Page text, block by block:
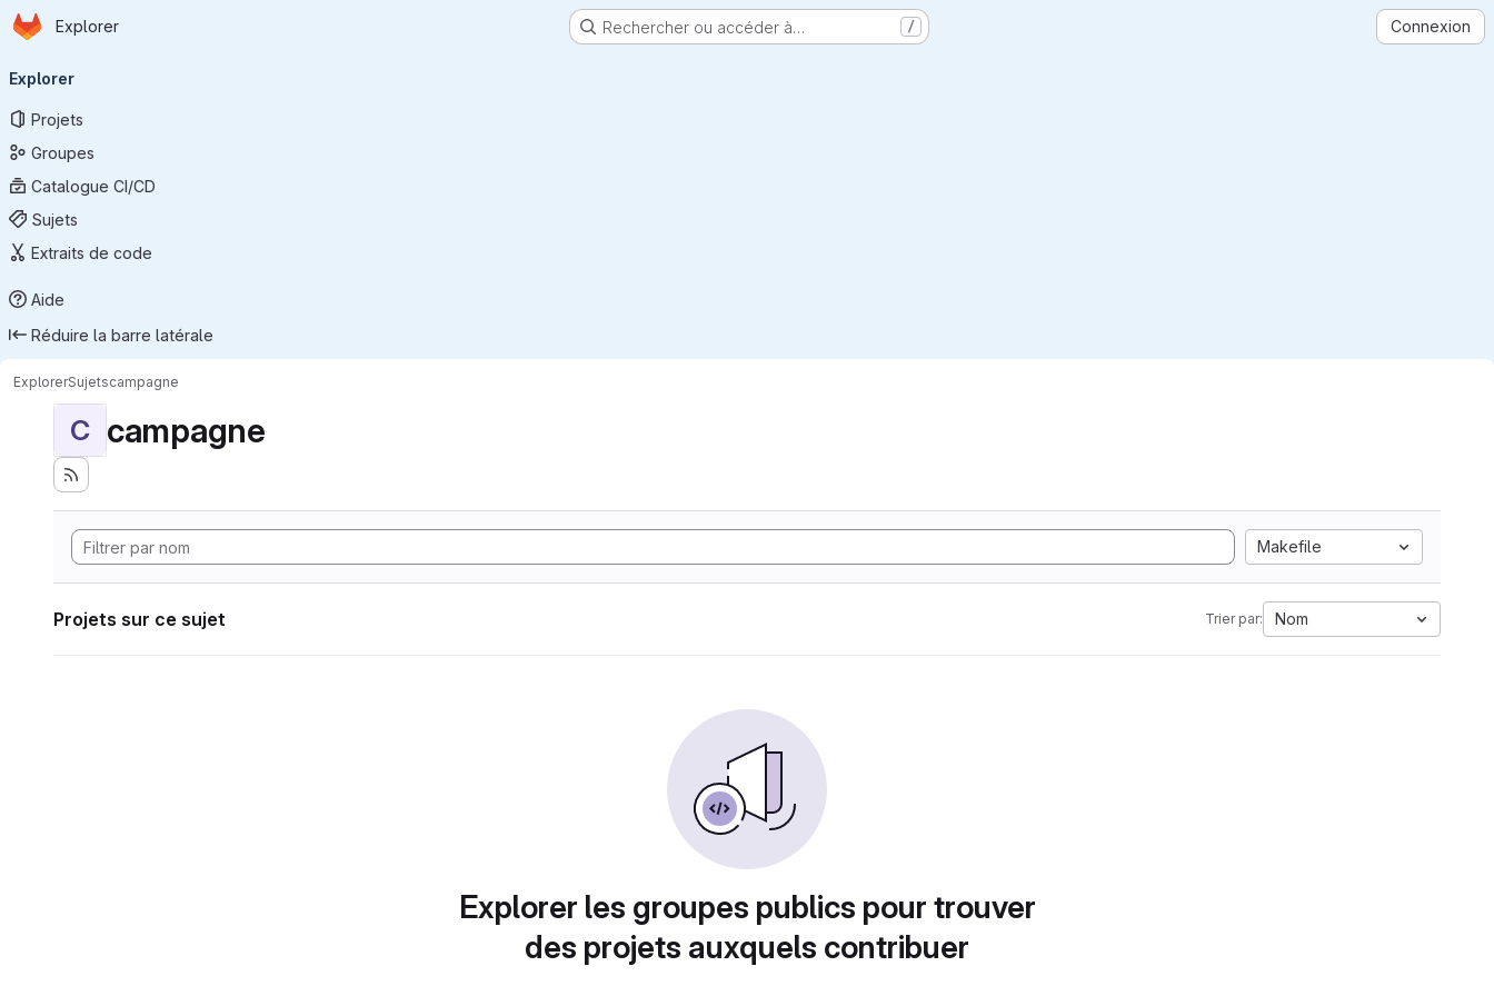
Passer au contenu principal
Page d'accueil
Explorer Rechercher ou accéder à… / Connexion
principale
Explorer
Projets
Groupes
Catalogue CI/CD
Sujets
Extraits de code
Aide
Réduire la barre latérale
ExplorerSujetscampagne
C campagne
Makefile
Projets sur ce sujet Trier par: Nom
Explorer les groupes publics pour trouver
des projets auxquels contribuer